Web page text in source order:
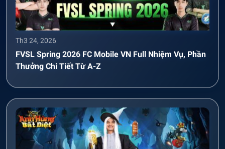
Th3 24, 2026
FVSL Spring 2026 FC Mobile VN Full Nhiệm Vụ, Phần
Thưởng Chi Tiết Từ A-Z